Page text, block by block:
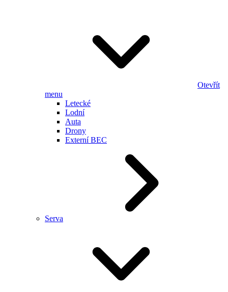
Otevřít
menu
Letecké
Lodní
Auta
Drony
Externí BEC
Serva